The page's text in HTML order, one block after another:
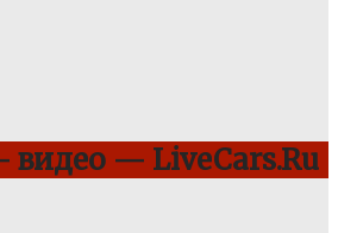
видео — LiveCars.Ru